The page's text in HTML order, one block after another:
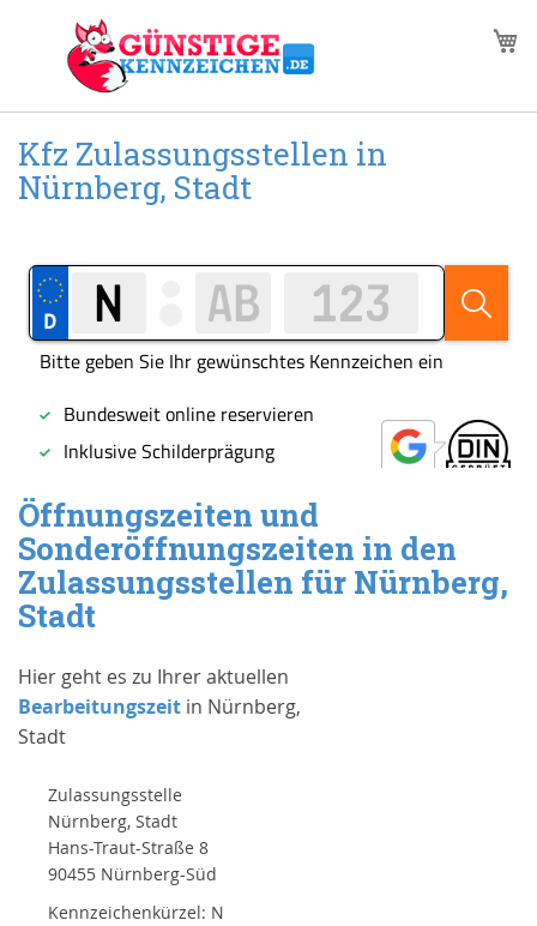
springen
Kfz Zulassungsstellen in
Nürnberg, Stadt
Öffnungszeiten und
Sonderöffnungszeiten in den
Zulassungsstellen für Nürnberg,
Stadt
Hier geht es zu Ihrer aktuellen
Bearbeitungszeit in Nürnberg,
Stadt
Zulassungsstelle
Nürnberg, Stadt
Hans-Traut-Straße 8
90455 Nürnberg-Süd
Kennzeichenkürzel: N